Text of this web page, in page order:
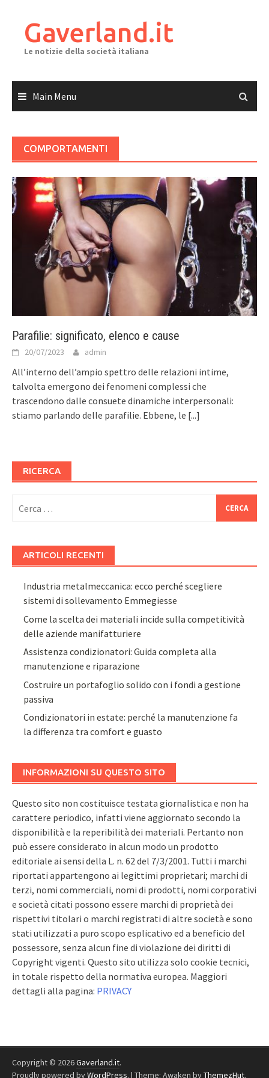
contentGaverland.it
Le notizie della società italiana
Main Menu
COMPORTAMENTI
Parafilie: significato, elenco e cause
20/07/2023 admin
All’interno dell’ampio spettro delle relazioni intime,
talvolta emergono dei fenomeni complessi che
trascendono dalle consuete dinamiche interpersonali:
stiamo parlando delle parafilie. Ebbene, le [...]
RICERCA
per:
ARTICOLI RECENTI
Industria metalmeccanica: ecco perché scegliere
sistemi di sollevamento Emmegiesse
Come la scelta dei materiali incide sulla competitività
delle aziende manifatturiere
Assistenza condizionatori: Guida completa alla
manutenzione e riparazione
Costruire un portafoglio solido con i fondi a gestione
passiva
Condizionatori in estate: perché la manutenzione fa
la differenza tra comfort e guasto
INFORMAZIONI SU QUESTO SITO
Questo sito non costituisce testata giornalistica e non ha
carattere periodico, infatti viene aggiornato secondo la
disponibilità e la reperibilità dei materiali. Pertanto non
può essere considerato in alcun modo un prodotto
editoriale ai sensi della L. n. 62 del 7/3/2001. Tutti i marchi
riportati appartengono ai legittimi proprietari; marchi di
terzi, nomi commerciali, nomi di prodotti, nomi corporativi
e società citati possono essere marchi di proprietà dei
rispettivi titolari o marchi registrati di altre società e sono
stati utilizzati a puro scopo esplicativo ed a beneficio del
possessore, senza alcun fine di violazione dei diritti di
Copyright vigenti. Questo sito utilizza solo cookie tecnici,
in totale rispetto della normativa europea. Maggiori
dettagli alla pagina: PRIVACY
Copyright © 2026Gaverland.it.
Proudly powered byWordPress. | Theme: Awaken byThemezHut.